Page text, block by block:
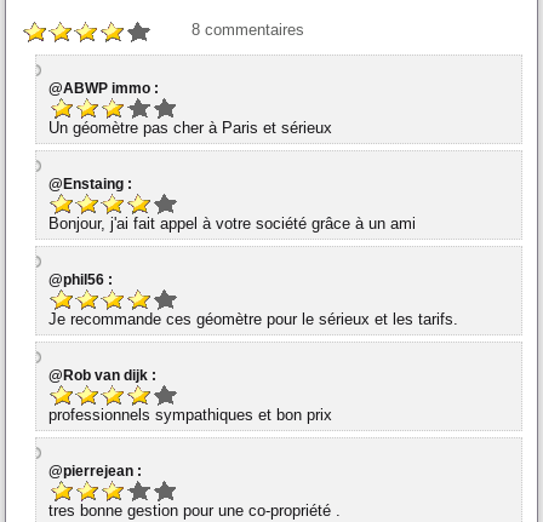
8 commentaires
@ABWP immo :
Un géomètre pas cher à Paris et sérieux
@Enstaing :
Bonjour, j'ai fait appel à votre société grâce à un ami
@phil56 :
Je recommande ces géomètre pour le sérieux et les tarifs.
@Rob van dijk :
professionnels sympathiques et bon prix
@pierrejean :
tres bonne gestion pour une co-propriété .